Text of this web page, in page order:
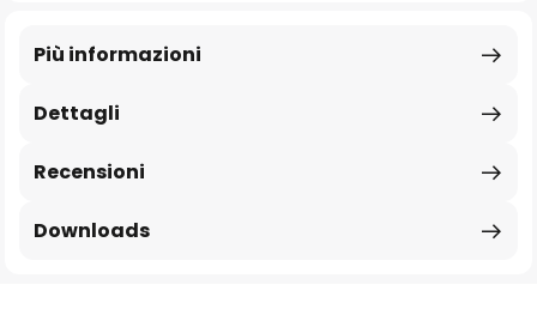
Dettagli
Più informazioni
Recensioni
Downloads